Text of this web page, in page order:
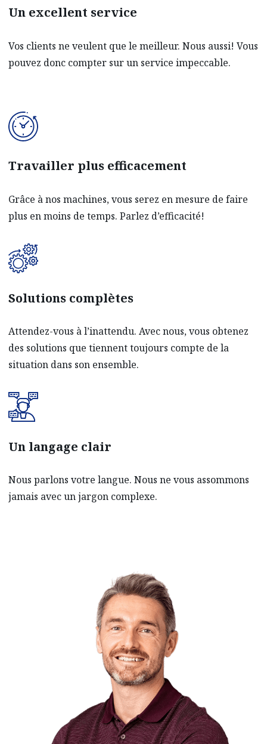
Un excellent service
Vos clients ne veulent que le meilleur. Nous aussi! Vous
pouvez donc compter sur un service impeccable.
Travailler plus efficacement
Grâce à nos machines, vous serez en mesure de faire
plus en moins de temps. Parlez d’efficacité!
Solutions complètes
Attendez-vous à l’inattendu. Avec nous, vous obtenez
des solutions que tiennent toujours compte de la
situation dans son ensemble.
Un langage clair
Nous parlons votre langue. Nous ne vous assommons
jamais avec un jargon complexe.